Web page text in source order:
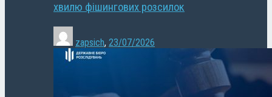
хвилю фішингових розсилок
zapsich, 23/07/2026